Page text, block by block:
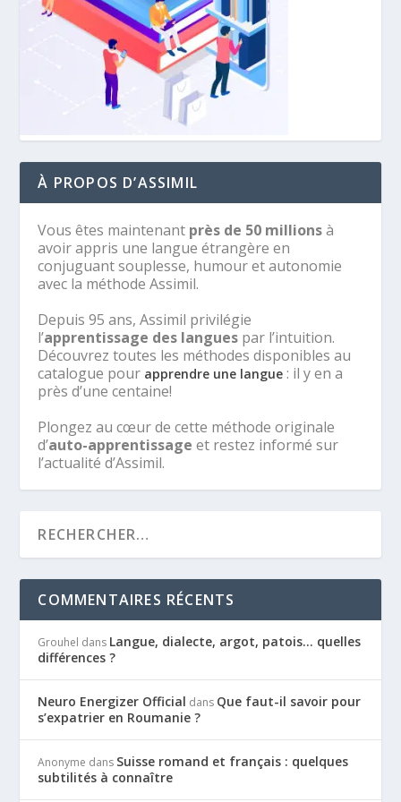
À PROPOS D’ASSIMIL
Vous êtes maintenant près de 50 millionsà
avoir appris une langue étrangère en
conjuguant souplesse, humour et autonomie
avec la méthode Assimil.
Depuis 95 ans, Assimil privilégie
l’apprentissage des langues par l’intuition.
Découvrez toutes les méthodes disponibles au
catalogue pour apprendre une langue : il y en a
près d’une centaine!
Plongez au cœur de cette méthode originale
d’auto-apprentissage et restez informé sur
l’actualité d’Assimil.
COMMENTAIRES RÉCENTS
Grouhel dans Langue, dialecte, argot, patois… quelles
différences ?
Neuro Energizer Official dans Que faut-il savoir pour
s’expatrier en Roumanie ?
Anonyme dans Suisse romand et français : quelques
subtilités à connaître